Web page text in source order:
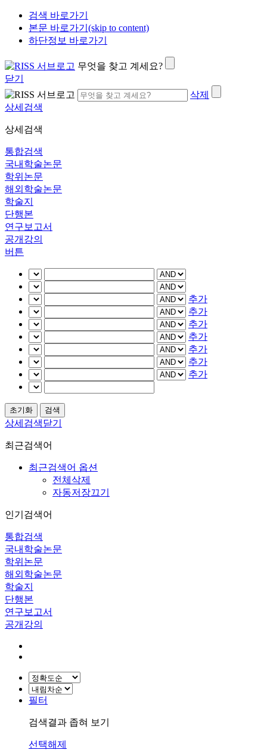
검색 바로가기
본문 바로가기(skip to content)
하단정보 바로가기
무엇을 찾고 계세요?
닫기
삭제
상세검색
상세검색
통합검색
국내학술논문
학위논문
해외학술논문
학술지
단행본
연구보고서
공개강의
버튼
추가
추가
추가
추가
추가
추가
추가
상세검색닫기
최근검색어
최근검색어 옵션
전체삭제
자동저장끄기
인기검색어
통합검색
국내학술논문
학위논문
해외학술논문
학술지
단행본
연구보고서
공개강의
필터
검색결과 좁혀 보기
선택해제